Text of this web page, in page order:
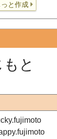
っと作成
と